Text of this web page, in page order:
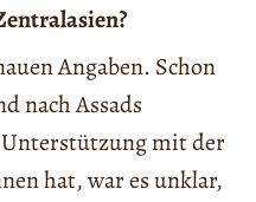
Angaben. Schon
nach Assads
mit der
hat, war es unklar,